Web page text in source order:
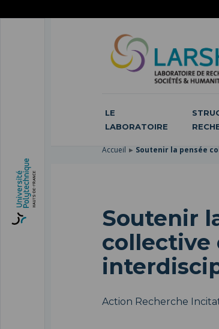
LE
LABORATOIRE
Accueil Soutenir la pensée
Soutenir
collective
Action Recherche